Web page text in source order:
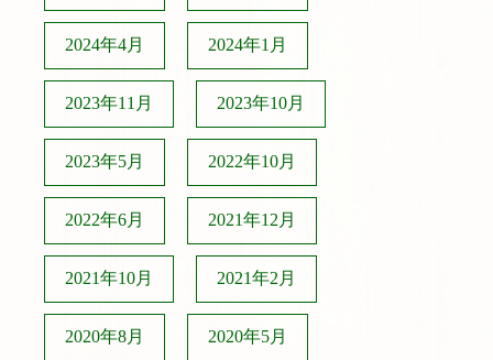
2024年4月 2024年1月
2023年11月 2023年10月
2023年5月 2022年10月
2022年6月 2021年12月
2021年10月 2021年2月
2020年8月 2020年5月